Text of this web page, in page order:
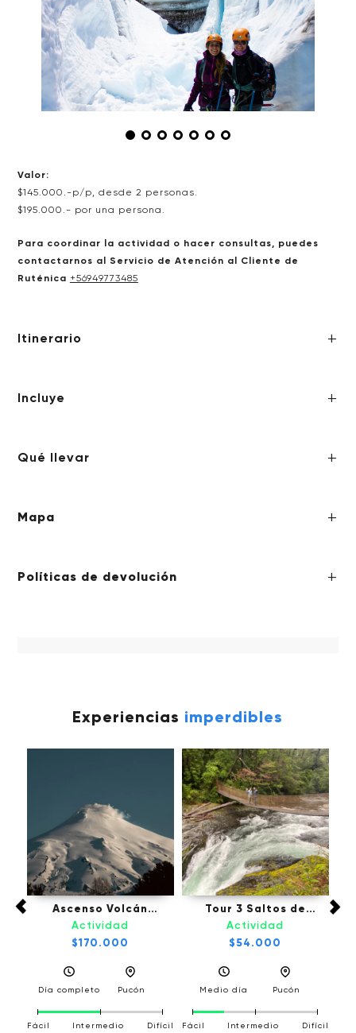
Valor:
$145.000.-p/p, desde 2 personas.
$195.000.- por una persona.
Para coordinar la actividad o hacer consultas, puedes
contactarnos al Servicio de Atención al Cliente de
Ruténica +56949773485
Itinerario
Incluye
Qué llevar
Mapa
Políticas de devolución
Experiencias imperdibles
Ascenso Volcán
Villarrica - Pucón
Actividad
$170.000
Día completo Pucón
Fácil Intermedio Difícil
Tour 3 Saltos de
Palguin - Pucón
Actividad
$54.000
Medio día Pucón
Fácil Intermedio Difícil